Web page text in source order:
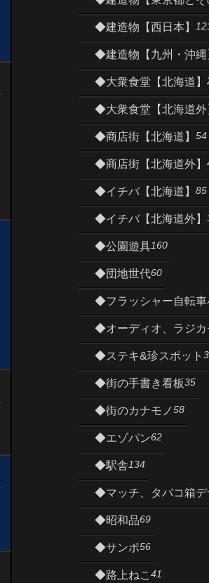
◆建造物【西日本】
◆建造物【九州・沖縄
◆大衆食堂【北海道】
◆大衆食堂【北海道外
◆商店街【北海道】 54
◆商店街【北海道外】
◆イチバ【北海道】 85
◆イチバ【北海道外】
◆公園遊具160
◆団地世代60
◆フラッシャー自転車
◆オーディオ、ラジカ
◆ステキ&珍スポット
◆街の手書き看板35
◆街のカナモノ58
◆エゾパン62
◆駅舎134
◆マッチ、タバコ箱デ
◆昭和品69
◆サンポ56
◆路上ねこ 41